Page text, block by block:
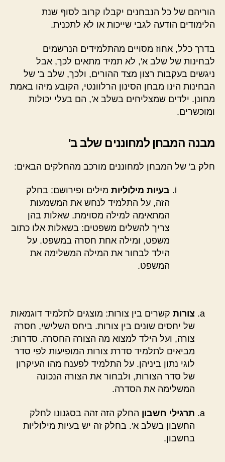
הוריהם של כל הנבחנים יקבלו קרוב לסוף שנת
הלימודים הודעה לגבי שייכות או לא לתכנית.
בדרך כלל, אחוז מסויים מהתלמידים הנרשמים
לבחינות של שלב א', לא תמיד מתאים לכך, אבל
ניגשים בעקבות רצון מצד ההורים, ולכך, שלב ב' של
הבחינות הינו מבחן הסינון הרלוונטי, הקובע מיהו באמת
מחונן. ילדים שמצליחים בשלב א', הם בעלי יכולות
ומוכשרים.
מבנה המבחן למחוננים שלב ב'
חלק ב' של המבחן למחוננים מורכב מהחלקים הבאים:
בעיות מילוליות מילים ופירושם: בחלק
הזה, על התלמיד לנחש את המשמעות
המתאימה למילה מסוימת. שאלות בהן
צריך להשלים משפטים: בשאלות אלו כתוב
משפט, ומילה אחת חסרה במשפט. על
הילד לבחור את המילה המשלימה את
המשפט.
צורות קשרים בין צורות: מוצגים לתלמיד דוגמאות
של יחסים שונים בין צורות. ביחס השלישי, חסרה
צורה, ועל הילד למצוא מה הצורה החסרה. סדרות:
מביאים לתלמיד סדרת צורות המופיעות לפי סדר
לוגי נתון ביניהן. על התלמיד לפענח מהו העיקרון
של סדר הצורות, ולבחור את הצורה הנכונה
המשלימה את הסדרה.
תרגילי חשבון החלק הזה זהה בסגנונו לחלק
החשבון בשלב א'. בחלק זה יש בעיות מילוליות
בחשבון.